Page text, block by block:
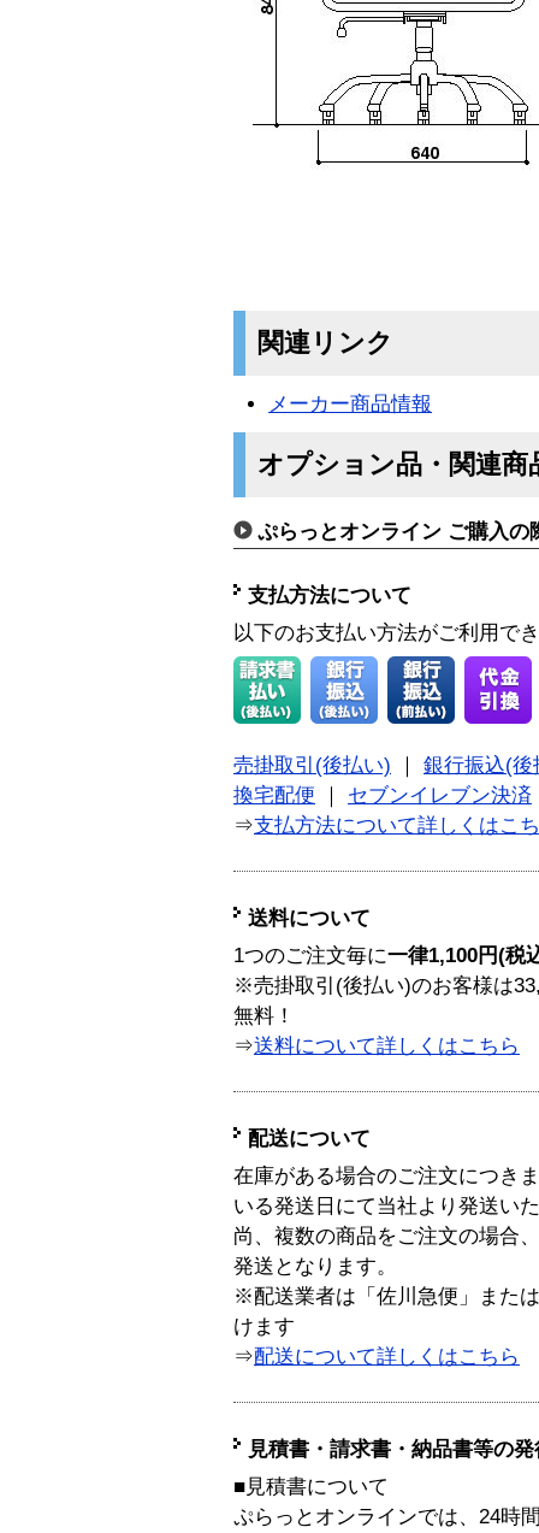
関連リンク
メーカー商品情報
オプション品・関連商
ぷらっとオンライン ご購入の
支払方法について
以下のお支払い方法がご利用で
売掛取引(後払い) ｜ 銀行振込(後
換宅配便 ｜ セブンイレブン決済
⇒支払方法について詳しくはこ
送料について
1つのご注文毎に一律1,100円(税
※売掛取引(後払い)のお客様は
無料！
⇒送料について詳しくはこちら
配送について
在庫がある場合のご注文につき
いる発送日にて当社より発送い
尚、複数の商品をご注文の場合
発送となります。
※配送業者は「佐川急便」また
けます
⇒配送について詳しくはこちら
見積書・請求書・納品書等の
■見積書について
ぷらっとオンラインでは、24時